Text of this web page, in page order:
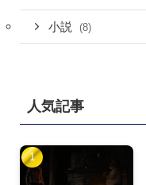
小説 (8)
人気記事